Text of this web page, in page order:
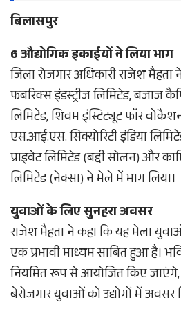
बिलासपुर
6 औद्योगिक इकाईयों ने लिया भाग
जिला रोजगार अधिकारी राजेश
फबरिक्स इंडस्ट्रीज लिमिटेड, बजाज
लिमिटेड, शिवम इंस्टिट्यूट फॉर
एस.आई.एस. सिक्योरिटी इंडिया
प्राइवेट लिमिटेड (बद्दी सोलन) और
लिमिटेड (नेक्सा) ने मेले में भाग लिया।
युवाओं के लिए सुनहरा अवसर
राजेश मैहता ने कहा कि यह मेला
एक प्रभावी माध्यम साबित हुआ है।
नियमित रूप से आयोजित किए
बेरोजगार युवाओं को उद्योगों में